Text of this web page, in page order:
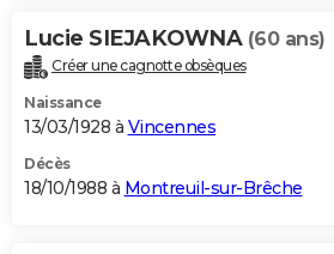
Lucie SIEJAKOWNA (60 ans)
Créer une cagnotte obsèques
Naissance
13/03/1928 à Vincennes
Décès
18/10/1988 à Montreuil-sur-Brêche